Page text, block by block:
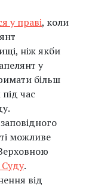
у праві, коли
ніж якби
у
більш
час
можливе
Суду.
від